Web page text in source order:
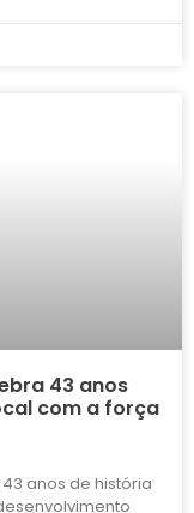
43 anos
com a força
anos de história